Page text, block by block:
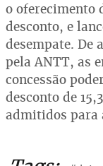
o oferecimento
desconto, e
desempate. De
pela ANTT, as
concessão
desconto de
admitidos para